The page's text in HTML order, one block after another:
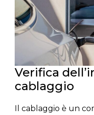
Verifica
cablaggio
Il cablaggio è un